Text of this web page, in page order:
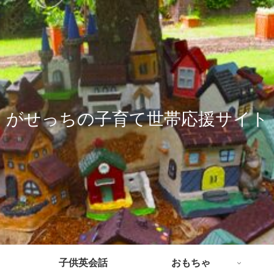
がせっちの子育て世帯応援サイト
子供英会話 おもちゃ